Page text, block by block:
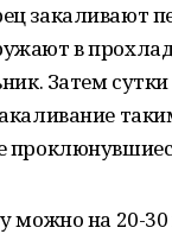
закаливают
в
Затем
можно на 20-